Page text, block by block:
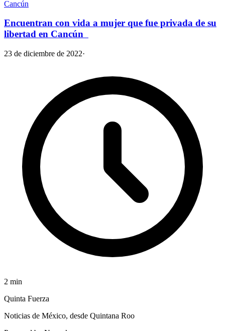
Cancún
Encuentran con vida a mujer que fue privada de su
libertad en Cancún
23 de diciembre de 2022·
2 min
Quinta Fuerza
Noticias de México, desde Quintana Roo